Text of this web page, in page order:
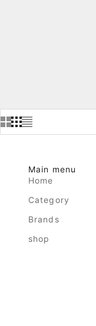
Main menu
Home
Category
Brands
shop